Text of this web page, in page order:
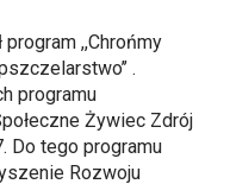
,,Chrońmy
.
programu
Żywiec Zdrój
Do tego programu
Rozwoju